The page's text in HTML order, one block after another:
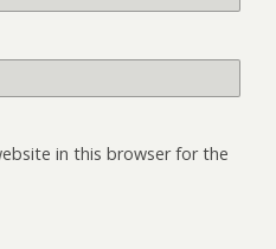
in this browser for the